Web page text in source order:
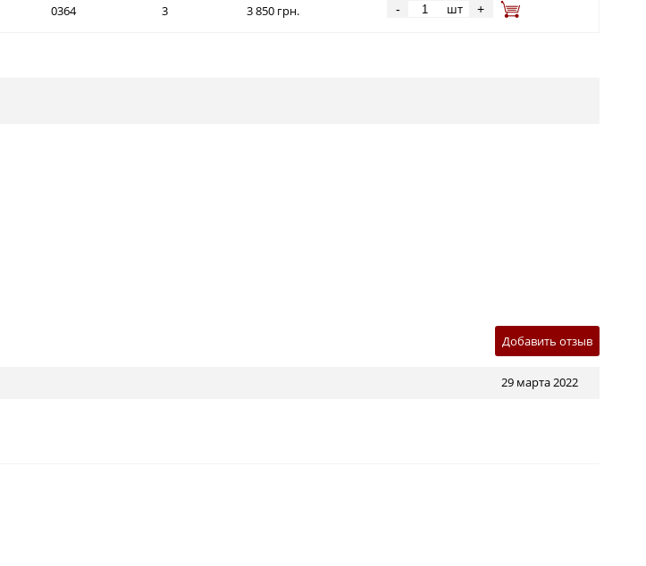
0364 3 3 850 грн. - шт +
Добавить отзыв
29 марта 2022